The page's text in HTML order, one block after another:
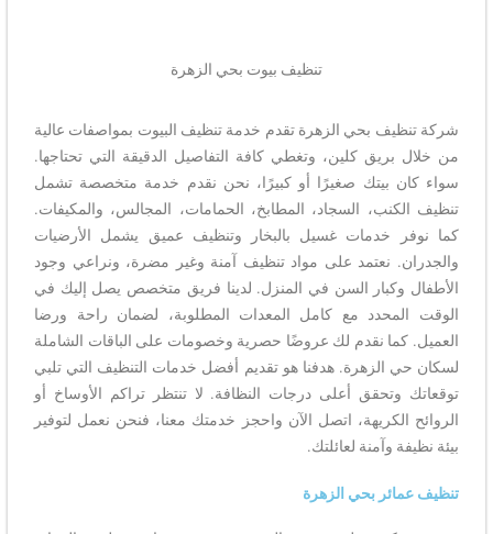
تنظيف بيوت بحي الزهرة
شركة تنظيف بحي الزهرة تقدم خدمة تنظيف البيوت بمواصفات عالية
من خلال بريق كلين، وتغطي كافة التفاصيل الدقيقة التي تحتاجها.
سواء كان بيتك صغيرًا أو كبيرًا، نحن نقدم خدمة متخصصة تشمل
تنظيف الكنب، السجاد، المطابخ، الحمامات، المجالس، والمكيفات.
كما نوفر خدمات غسيل بالبخار وتنظيف عميق يشمل الأرضيات
والجدران. نعتمد على مواد تنظيف آمنة وغير مضرة، ونراعي وجود
الأطفال وكبار السن في المنزل. لدينا فريق متخصص يصل إليك في
الوقت المحدد مع كامل المعدات المطلوبة، لضمان راحة ورضا
العميل. كما نقدم لك عروضًا حصرية وخصومات على الباقات الشاملة
لسكان حي الزهرة. هدفنا هو تقديم أفضل خدمات التنظيف التي تلبي
توقعاتك وتحقق أعلى درجات النظافة. لا تنتظر تراكم الأوساخ أو
الروائح الكريهة، اتصل الآن واحجز خدمتك معنا، فنحن نعمل لتوفير
بيئة نظيفة وآمنة لعائلتك.
تنظيف عمائر بحي الزهرة